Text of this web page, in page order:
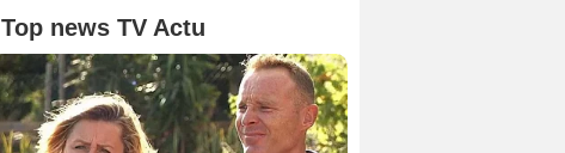
Top news TV Actu